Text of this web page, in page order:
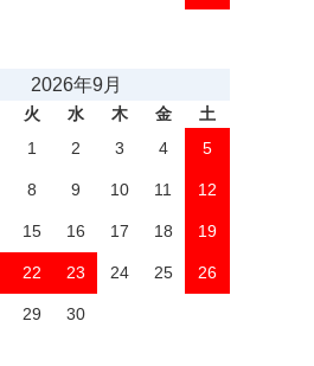
2026年9月
火 水 木 金
土
1
2 3 4 5
8 9 10 11 12
15 16 17 18 19
22 23 24 25 26
29 30